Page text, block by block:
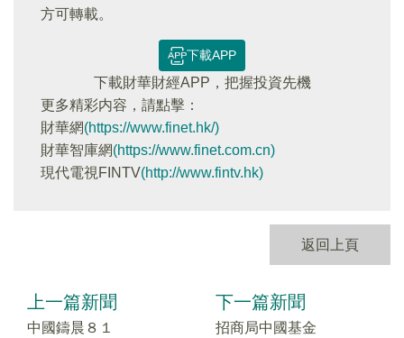
方可轉載。
下載APP
下載財華財經APP，把握投資先機
更多精彩内容，請點擊：
財華網(https://www.finet.hk/)
財華智庫網(https://www.finet.com.cn)
現代電視FINTV(http://www.fintv.hk)
返回上頁
上一篇新聞
中國鑄晨８１
下一篇新聞
招商局中國基金